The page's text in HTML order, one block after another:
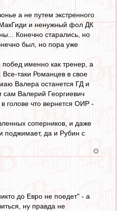
а не путем экстренного
МакГиди и ненужный фол ДК
Конечно старались, но
был, но пора уже
именно как тренер, а
Все-таки Романцев в свое
Валера останется ГД и
сам Валерий Георгиевич
голове что вернется ОИР -
соперников, и даже
поджимает, да и Рубин с
до Евро не поедет" - а
ну правда не